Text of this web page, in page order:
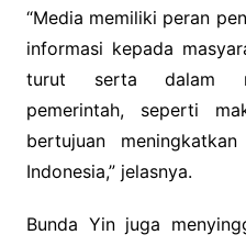
“Media memiliki peran
informasi kepada
turut serta dalam
pemerintah, seperti
bertujuan
Indonesia,” jelasnya.
Bunda Yin juga